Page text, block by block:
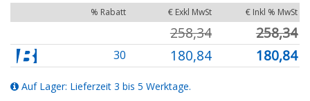
% Rabatt € Exkl MwSt € Inkl % MwSt
258,34 258,34
30 180,84 180,84
Auf Lager: Lieferzeit 3 bis 5 Werktage.